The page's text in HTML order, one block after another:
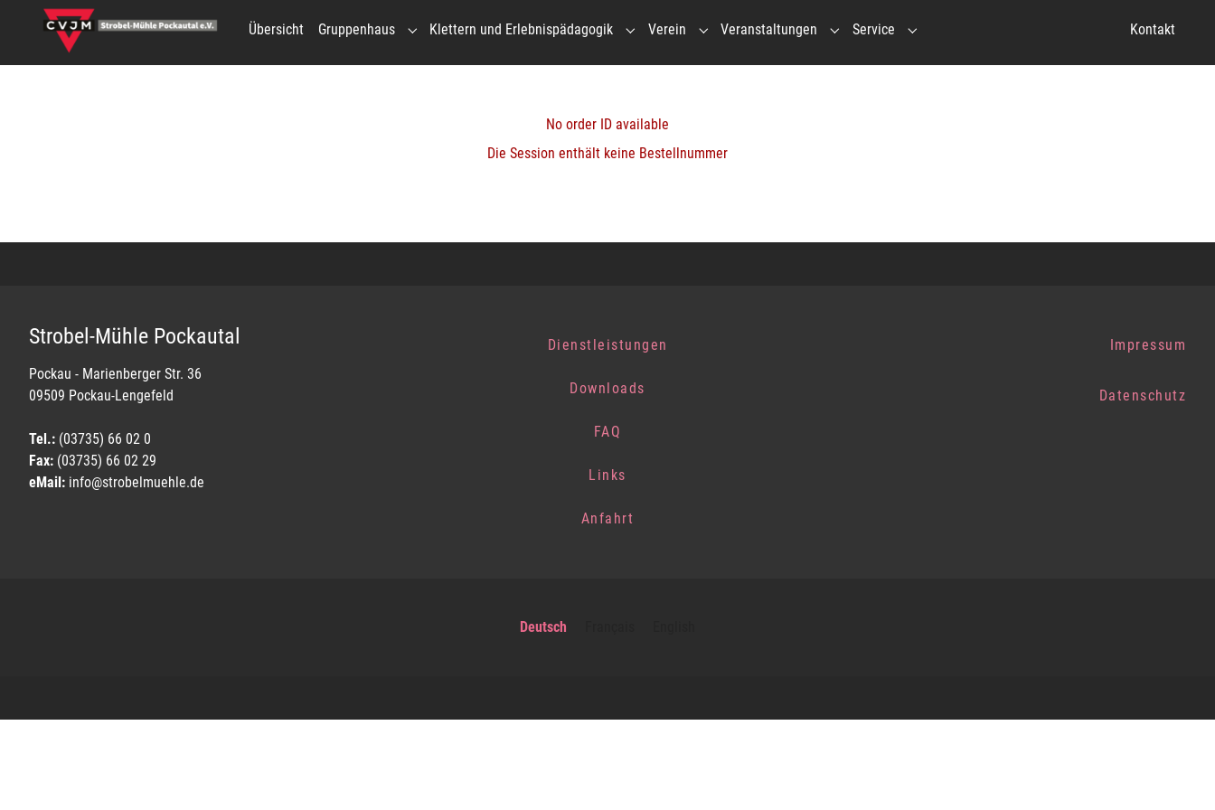
Übersicht Gruppenhaus
Submenu for "Gruppenhaus"
Klettern und Erlebnispädagogik
Submenu for "Klettern und Erlebnispädagogik"
Verein
Submenu for "Verein"
Veranstaltungen
Submenu for "Veranstaltungen"
Service
Submenu for "Service"
Kontakt
No order ID available
Die Session enthält keine Bestellnummer
Strobel-Mühle Pockautal
Pockau - Marienberger Str. 36
09509 Pockau-Lengefeld
Tel.: (03735) 66 02 0
Fax: (03735) 66 02 29
eMail: info@strobelmuehle.de
Dienstleistungen
Downloads
FAQ
Links
Anfahrt
Impressum
Datenschutz
Deutsch